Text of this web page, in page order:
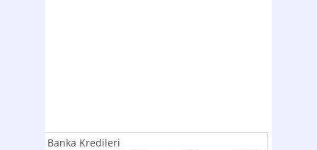
Banka Kredileri